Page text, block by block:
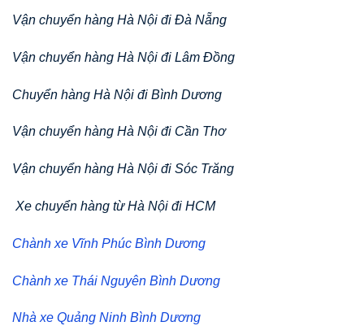
Vận chuyển hàng Hà Nội đi Đà Nẵng
Vận chuyển hàng Hà Nội đi Lâm Đồng
Chuyển hàng Hà Nội đi Bình Dương
Vận chuyển hàng Hà Nội đi Cần Thơ
Vận chuyển hàng Hà Nội đi Sóc Trăng
Xe chuyển hàng từ Hà Nội đi HCM
Chành xe Vĩnh Phúc Bình Dương
Chành xe Thái Nguyên Bình Dương
Nhà xe Quảng Ninh Bình Dương